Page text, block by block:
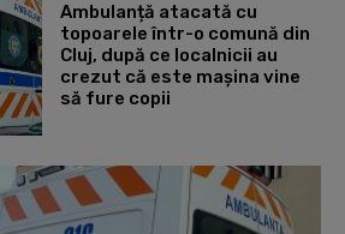
Ambulanță atacată cu
topoarele într-o comună din
Cluj, după ce localnicii au
crezut că este mașina vine
să fure copii